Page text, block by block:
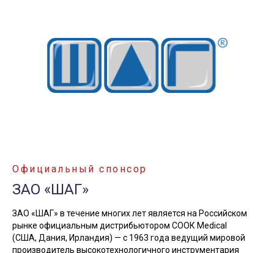
Официальный спонсор
ЗАО «ШАГ»
ЗАО «ШАГ» в течение многих лет является на Российском
рынке официальным дистрибьютором СООК Medical
(США, Дания, Ирландия) — с 1963 года ведущий мировой
производитель высокотехнологичного инструментария